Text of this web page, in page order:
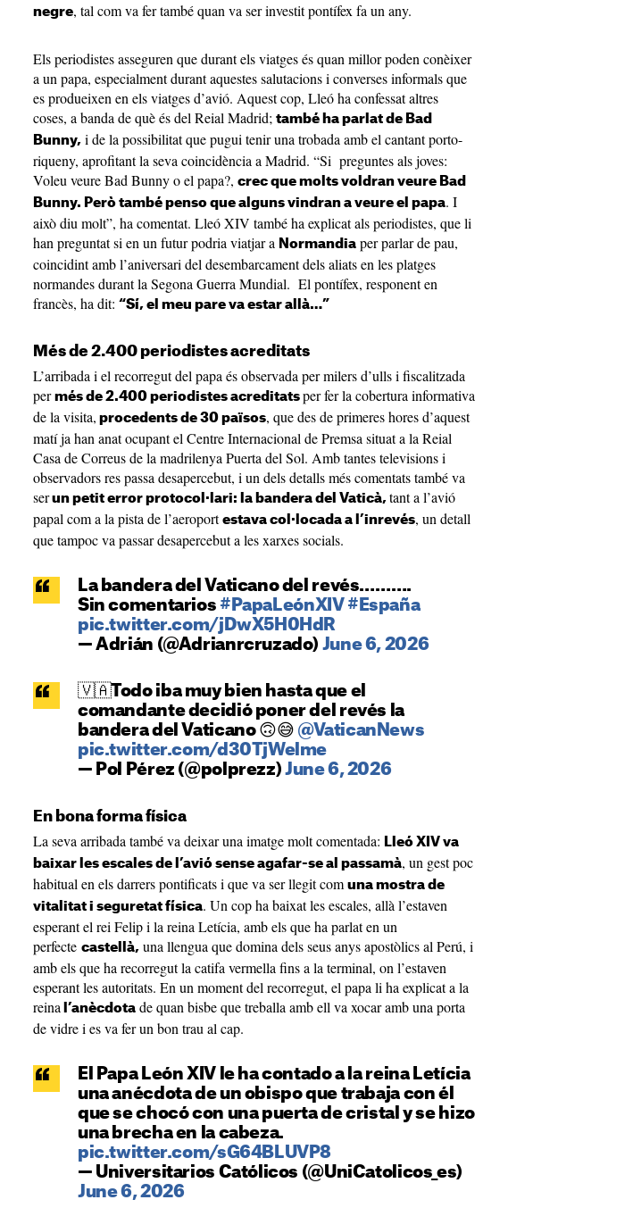
negre, tal com va fer també quan va ser investit pontífex fa un any.
Els periodistes asseguren que durant els viatges és quan millor poden conèixer
a un papa, especialment durant aquestes salutacions i converses informals que
es produeixen en els viatges d’avió. Aquest cop, Lleó ha confessat altres
coses, a banda de què és del Reial Madrid; també ha parlat de Bad
Bunny, i de la possibilitat que pugui tenir una trobada amb el cantant porto-
riqueny, aprofitant la seva coincidència a Madrid. “Si preguntes als joves:
Voleu veure Bad Bunny o el papa?, crec que molts voldran veure Bad
Bunny. Però també penso que alguns vindran a veure el papa. I
això diu molt”, ha comentat. Lleó XIV també ha explicat als periodistes, que li
han preguntat si en un futur podria viatjar a Normandia per parlar de pau,
coincidint amb l’aniversari del desembarcament dels aliats en les platges
normandes durant la Segona Guerra Mundial. El pontífex, responent en
francès, ha dit: “Sí, el meu pare va estar allà…”
Més de 2.400 periodistes acreditats
L’arribada i el recorregut del papa és observada per milers d’ulls i fiscalitzada
per més de 2.400 periodistes acreditats per fer la cobertura informativa
de la visita, procedents de 30 països, que des de primeres hores d’aquest
matí ja han anat ocupant el Centre Internacional de Premsa situat a la Reial
Casa de Correus de la madrilenya Puerta del Sol. Amb tantes televisions i
observadors res passa desapercebut, i un dels detalls més comentats també va
serun petit error protocol·lari: la bandera del Vaticà, tant a l’avió
papal com a la pista de l’aeroport estava col·locada a l’inrevés, un detall
que tampoc va passar desapercebut a les xarxes socials.
La bandera del Vaticano del revés……….
Sin comentarios #PapaLeónXIV #España
pic.twitter.com/jDwX5H0HdR
— Adrián (@Adrianrcruzado) June 6, 2026
🇻🇦Todo iba muy bien hasta que el
comandante decidió poner del revés la
bandera del Vaticano 🙃😅 @VaticanNews
pic.twitter.com/d30TjWelme
— Pol Pérez (@polprezz) June 6, 2026
En bona forma física
La seva arribada també va deixar una imatge molt comentada: Lleó XIV va
baixar les escales de l’avió sense agafar-se al passamà, un gest poc
habitual en els darrers pontificats i que va ser llegit com una mostra de
vitalitat i seguretat física. Un cop ha baixat les escales, allà l’estaven
esperant el rei Felip i la reina Letícia, amb els que ha parlat en un
perfecte castellà, una llengua que domina dels seus anys apostòlics al Perú, i
amb els que ha recorregut la catifa vermella fins a la terminal, on l’estaven
esperant les autoritats. En un moment del recorregut, el papa li ha explicat a la
reina l’anècdota de quan bisbe que treballa amb ell va xocar amb una porta
de vidre i es va fer un bon trau al cap.
El Papa León XIV le ha contado a la reina Letícia
una anécdota de un obispo que trabaja con él
que se chocó con una puerta de cristal y se hizo
una brecha en la cabeza.
pic.twitter.com/sG64BLUVP8
— Universitarios Católicos (@UniCatolicos_es)
June 6, 2026